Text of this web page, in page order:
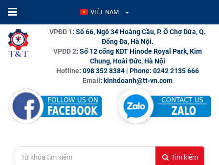
VIỆT NAM
VPĐD 1: Số 66, Ngõ 34 Hoàng Cầu, P. Ô Chợ Dừa, Q.
Đống Đa, Hà Nội.
VPĐD 2: Số 12 cổng KĐT Hinode Royal Park, Kim
Chung, Hoài Đức, Hà Nội
Hotline: 098 352 8384 | Phone: 0242 2135 666
Email : kinhdoanh@tt-vn.com
Tìm kiếm